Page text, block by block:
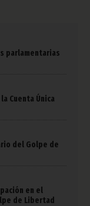
parlamentarias
Cuenta Única
del Golpe de
en el
de Libertad